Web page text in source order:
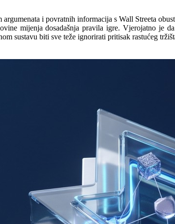
i povratnih informacija s Wall Streeta
mijenja dosadašnja pravila igre. Vjerojatno je
sustavu biti sve teže ignorirati pritisak rastućeg